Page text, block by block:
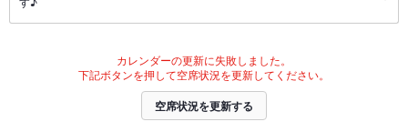
カレンダーの更新に失敗しました。
下記ボタンを押して空席状況を更新してください。
空席状況を更新する